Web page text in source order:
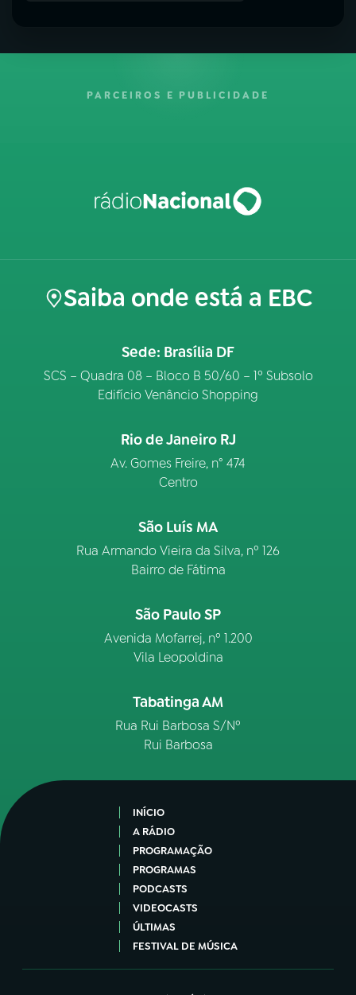
PARCEIROS E PUBLICIDADE
Saiba onde está a EBC
Sede: Brasília DF
SCS – Quadra 08 – Bloco B 50/60 – 1º Subsolo
Edifício Venâncio Shopping
Rio de Janeiro RJ
Av. Gomes Freire, n° 474
Centro
São Luís MA
Rua Armando Vieira da Silva, nº 126
Bairro de Fátima
São Paulo SP
Avenida Mofarrej, nº 1.200
Vila Leopoldina
Tabatinga AM
Rua Rui Barbosa S/Nº
Rui Barbosa
INÍCIO
A RÁDIO
PROGRAMAÇÃO
PROGRAMAS
PODCASTS
VIDEOCASTS
ÚLTIMAS
FESTIVAL DE MÚSICA